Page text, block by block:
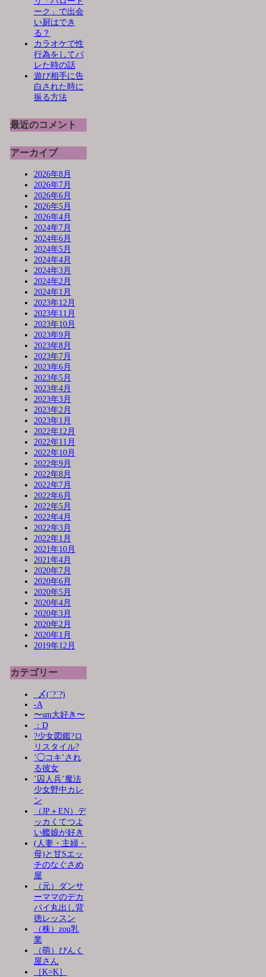
ーク」で出会
い厨はでき
る？
カラオケで性
行為をしてバ
レた時の話
遊び相手に告
白された時に
振る方法
最近のコメント
アーカイブ
2026年8月
2026年7月
2026年6月
2026年5月
2026年4月
2024年7月
2024年6月
2024年5月
2024年4月
2024年3月
2024年2月
2024年1月
2023年12月
2023年11月
2023年10月
2023年9月
2023年8月
2023年7月
2023年6月
2023年5月
2023年4月
2023年3月
2023年2月
2023年1月
2022年12月
2022年11月
2022年10月
2022年9月
2022年8月
2022年7月
2022年6月
2022年5月
2022年4月
2022年3月
2022年1月
2021年10月
2021年4月
2020年7月
2020年6月
2020年5月
2020年4月
2020年3月
2020年2月
2020年1月
2019年12月
カテゴリー
_〆(´?`?)
-A
〜sm大好き〜
：D
?少女図鑑?ロ
リスタイル?
’◯コキ’され
る彼女
’囚人兵’魔法
少女野中カレ
ン
（JP＋EN）デ
ッカくてつよ
い艦娘が好き
(人妻・主婦・
母)と甘Sエッ
チのなぐさめ
屋
（元）ダンサ
ーママのデカ
パイ丸出し背
徳レッスン
（株）zou乳
業
（萌）ぴんく
屋さん
［K=K］